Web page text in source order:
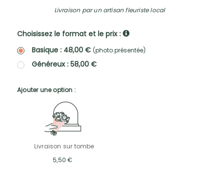
Livraison par un artisan fleuriste local
Choisissez le format et le prix :
Basique : 48,00 € (photo présentée)
Généreux : 58,00 €
Ajouter une option :
Livraison sur tombe
5,50 €